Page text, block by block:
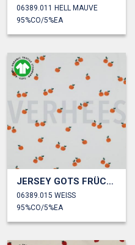
06389.011 HELL MAUVE
95%CO/5%EA
JERSEY GOTS FRÜCHTE
06389.015 WEISS
95%CO/5%EA